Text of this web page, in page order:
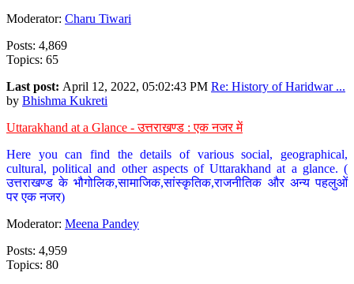
Moderator: Charu Tiwari
Posts: 4,869
Topics: 65
Last post: April 12, 2022, 05:02:43 PM Re: History of Haridwar ...
by Bhishma Kukreti
Uttarakhand at a Glance - उत्तराखण्ड : एक नजर में
Here you can find the details of various social, geographical,
cultural, political and other aspects of Uttarakhand at a glance. (
उत्तराखण्ड के भौगोलिक,सामाजिक,सांस्कृतिक,राजनीतिक और अन्य पहलुओं
पर एक नजर)
Moderator: Meena Pandey
Posts: 4,959
Topics: 80